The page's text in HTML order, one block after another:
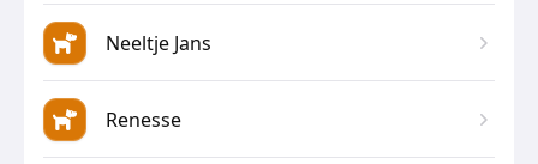
Neeltje Jans
Renesse